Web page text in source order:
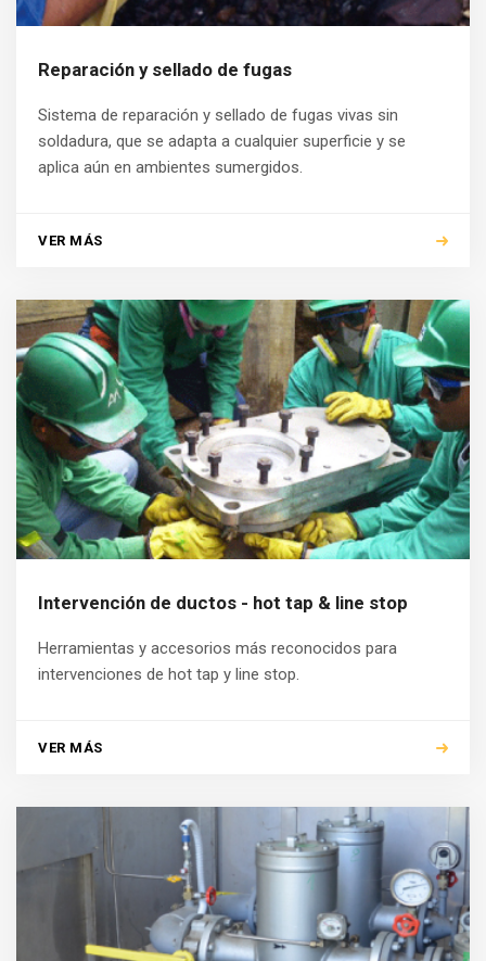
Reparación y sellado de fugas
Sistema de reparación y sellado de fugas vivas sin
soldadura, que se adapta a cualquier superficie y se
aplica aún en ambientes sumergidos.
VER MÁS
Intervención de ductos - hot tap & line stop
Herramientas y accesorios más reconocidos para
intervenciones de hot tap y line stop.
VER MÁS